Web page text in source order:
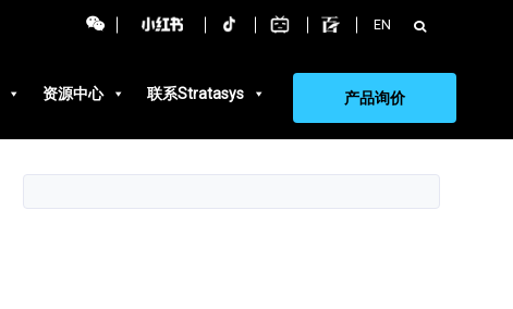
EN 搜
索：
资源中心 联系Stratasys 产品询价